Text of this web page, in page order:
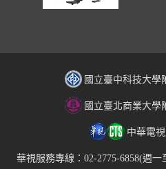
國立臺中科技大學
國立臺北商業大
中華電
華視服務專線：02-2775-6858(週一